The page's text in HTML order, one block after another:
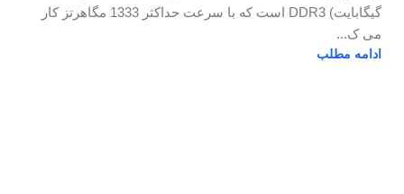
گیگابایت) DDR3 است که با سرعت حداکثر 1333 مگاهرتز کار
می ک...
ادامه مطلب